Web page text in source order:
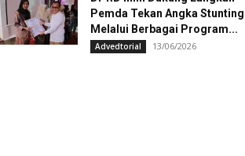
Pemda Tekan Angka Stunting
Melalui Berbagai Program...
Advedtorial 13/06/2026